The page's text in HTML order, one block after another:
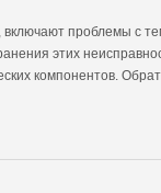
проблемы с
этих
компонентов.